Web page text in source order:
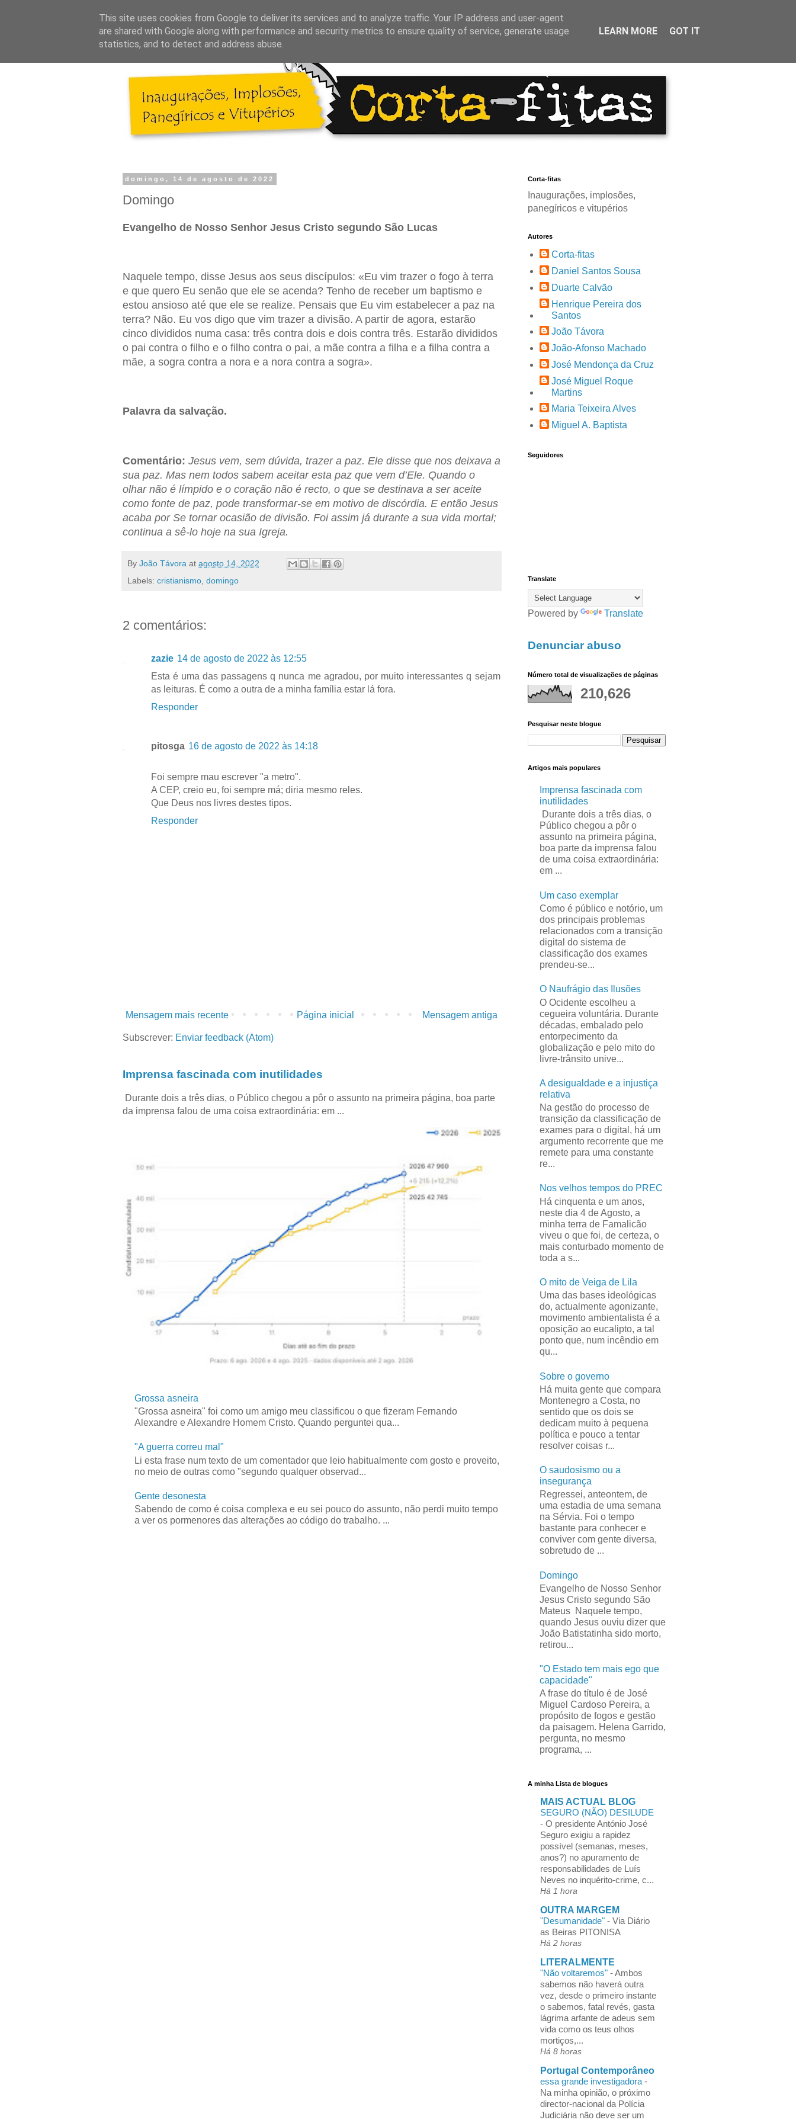
domingo, 14 de agosto de 2022
Domingo
Evangelho de Nosso Senhor Jesus Cristo segundo São Lucas
Naquele tempo, disse Jesus aos seus discípulos: «Eu vim trazer o fogo à terra
e que quero Eu senão que ele se acenda? Tenho de receber um baptismo e
estou ansioso até que ele se realize. Pensais que Eu vim estabelecer a paz na
terra? Não. Eu vos digo que vim trazer a divisão. A partir de agora, estarão
cinco divididos numa casa: três contra dois e dois contra três. Estarão divididos
o pai contra o filho e o filho contra o pai, a mãe contra a filha e a filha contra a
mãe, a sogra contra a nora e a nora contra a sogra».
Palavra da salvação.
Comentário: Jesus vem, sem dúvida, trazer a paz. Ele disse que nos deixava a
sua paz. Mas nem todos sabem aceitar esta paz que vem d’Ele. Quando o
olhar não é límpido e o coração não é recto, o que se destinava a ser aceite
como fonte de paz, pode transformar-se em motivo de discórdia. E então Jesus
acaba por Se tornar ocasião de divisão. Foi assim já durante a sua vida mortal;
continua a sê-lo hoje na sua Igreja.
By João Távora at agosto 14, 2022
Labels: cristianismo, domingo
2 comentários:
zazie 14 de agosto de 2022 às 12:55
Esta é uma das passagens q nunca me agradou, por muito interessantes q sejam
as leituras. É como a outra de a minha família estar lá fora.
Responder
pitosga 16 de agosto de 2022 às 14:18
Foi sempre mau escrever "a metro".
A CEP, creio eu, foi sempre má; diria mesmo reles.
Que Deus nos livres destes tipos.
Responder
Mensagem mais recente Mensagem antiga
Página inicial
Subscrever: Enviar feedback (Atom)
Imprensa fascinada com inutilidades
Durante dois a três dias, o Público chegou a pôr o assunto na primeira página, boa parte
da imprensa falou de uma coisa extraordinária: em ...
Grossa asneira
"Grossa asneira" foi como um amigo meu classificou o que fizeram Fernando
Alexandre e Alexandre Homem Cristo. Quando perguntei qua...
"A guerra correu mal"
Li esta frase num texto de um comentador que leio habitualmente com gosto e proveito,
no meio de outras como "segundo qualquer observad...
Gente desonesta
Sabendo de como é coisa complexa e eu sei pouco do assunto, não perdi muito tempo
a ver os pormenores das alterações ao código do trabalho. ...
Corta-fitas
Inaugurações, implosões,
panegíricos e vitupérios
Autores
Corta-fitas
Daniel Santos Sousa
Duarte Calvão
Henrique Pereira dos
Santos
João Távora
João-Afonso Machado
José Mendonça da Cruz
José Miguel Roque
Martins
Maria Teixeira Alves
Miguel A. Baptista
Seguidores
Translate
Powered by Translate
Denunciar abuso
Número total de visualizações de páginas
210,626
Pesquisar neste blogue
Artigos mais populares
Imprensa fascinada com
inutilidades
Durante dois a três dias, o
Público chegou a pôr o
assunto na primeira página,
boa parte da imprensa falou
de uma coisa extraordinária:
em ...
Um caso exemplar
Como é público e notório, um
dos principais problemas
relacionados com a transição
digital do sistema de
classificação dos exames
prendeu-se...
O Naufrágio das Ilusões
O Ocidente escolheu a
cegueira voluntária. Durante
décadas, embalado pelo
entorpecimento da
globalização e pelo mito do
livre-trânsito unive...
A desigualdade e a injustiça
relativa
Na gestão do processo de
transição da classificação de
exames para o digital, há um
argumento recorrente que me
remete para uma constante
re...
Nos velhos tempos do PREC
Há cinquenta e um anos,
neste dia 4 de Agosto, a
minha terra de Famalicão
viveu o que foi, de certeza, o
mais conturbado momento de
toda a s...
O mito de Veiga de Lila
Uma das bases ideológicas
do, actualmente agonizante,
movimento ambientalista é a
oposição ao eucalipto, a tal
ponto que, num incêndio em
qu...
Sobre o governo
Há muita gente que compara
Montenegro a Costa, no
sentido que os dois se
dedicam muito à pequena
política e pouco a tentar
resolver coisas r...
O saudosismo ou a
insegurança
Regressei, anteontem, de
uma estadia de uma semana
na Sérvia. Foi o tempo
bastante para conhecer e
conviver com gente diversa,
sobretudo de ...
Domingo
Evangelho de Nosso Senhor
Jesus Cristo segundo São
Mateus Naquele tempo,
quando Jesus ouviu dizer que
João Batistatinha sido morto,
retirou...
"O Estado tem mais ego que
capacidade"
A frase do título é de José
Miguel Cardoso Pereira, a
propósito de fogos e gestão
da paisagem. Helena Garrido,
pergunta, no mesmo
programa, ...
A minha Lista de blogues
MAIS ACTUAL BLOG
SEGURO (NÃO) DESILUDE
- O presidente António José
Seguro exigiu a rapidez
possível (semanas, meses,
anos?) no apuramento de
responsabilidades de Luís
Neves no inquérito-crime, c...
Há 1 hora
OUTRA MARGEM
"Desumanidade" - Via Diário
as Beiras PITONISA
Há 2 horas
LITERALMENTE
"Não voltaremos" -Ambos
sabemos não haverá outra
vez, desde o primeiro instante
o sabemos, fatal revés, gasta
lágrima arfante de adeus sem
vida como os teus olhos
mortiços,...
Há 8 horas
Portugal Contemporâneo
essa grande investigadora -
Na minha opinião, o próximo
director-nacional da Polícia
Judiciária não deve ser um
This site uses cookies from Google to deliver its services and to analyze traffic. Your IP address and user-agent
are shared with Google along with performance and security metrics to ensure quality of service, generate usage
statistics, and to detect and address abuse.
LEARN MORE GOT IT